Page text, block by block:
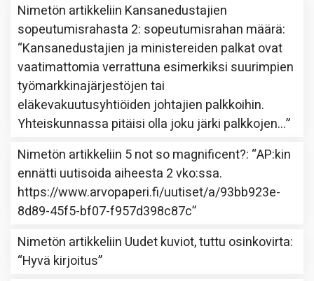
Nimetön artikkeliin Kansanedustajien
sopeutumisrahasta 2: sopeutumisrahan määrä:
“Kansanedustajien ja ministereiden palkat ovat
vaatimattomia verrattuna esimerkiksi suurimpien
työmarkkinajärjestöjen tai
eläkevakuutusyhtiöiden johtajien palkkoihin.
Yhteiskunnassa pitäisi olla joku järki palkkojen…”
Nimetön artikkeliin 5 not so magnificent?: “AP:kin
ennätti uutisoida aiheesta 2 vko:ssa.
https://www.arvopaperi.fi/uutiset/a/93bb923e-
8d89-45f5-bf07-f957d398c87c”
Nimetön artikkeliin Uudet kuviot, tuttu osinkovirta:
“Hyvä kirjoitus”